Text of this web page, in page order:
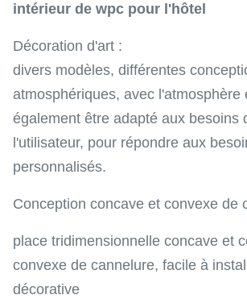
intérieur de wpc pour l'hôtel
Décoration d'art :
divers modèles, différentes
atmosphériques, avec l'atmosphère
également être adapté aux besoins
l'utilisateur, pour répondre aux
personnalisés.
Conception concave et convexe de
place tridimensionnelle concave et
convexe de cannelure, facile à
décorative